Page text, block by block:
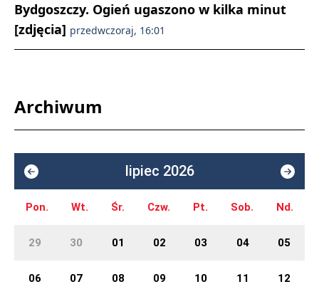
Bydgoszczy. Ogień ugaszono w kilka minut
[zdjęcia] przedwczoraj, 16:01
Archiwum
lipiec 2026
Pon. Wt. Śr. Czw. Pt. Sob. Nd.
29 30 01 02 03 04 05
06 07 08 09 10 11 12